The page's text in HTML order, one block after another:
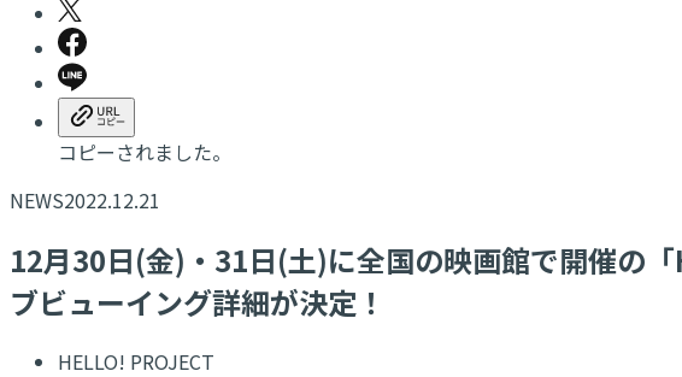
コピーされました。
NEWS2022.12.21
12月30日(金)・31日(土)に全国の映画館で開催の
ブビューイング詳細が決定！
HELLO! PROJECT